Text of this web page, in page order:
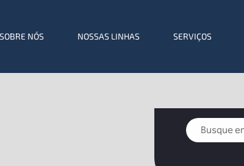
SOBRE NÓS NOSSAS LINHAS SERVIÇOS